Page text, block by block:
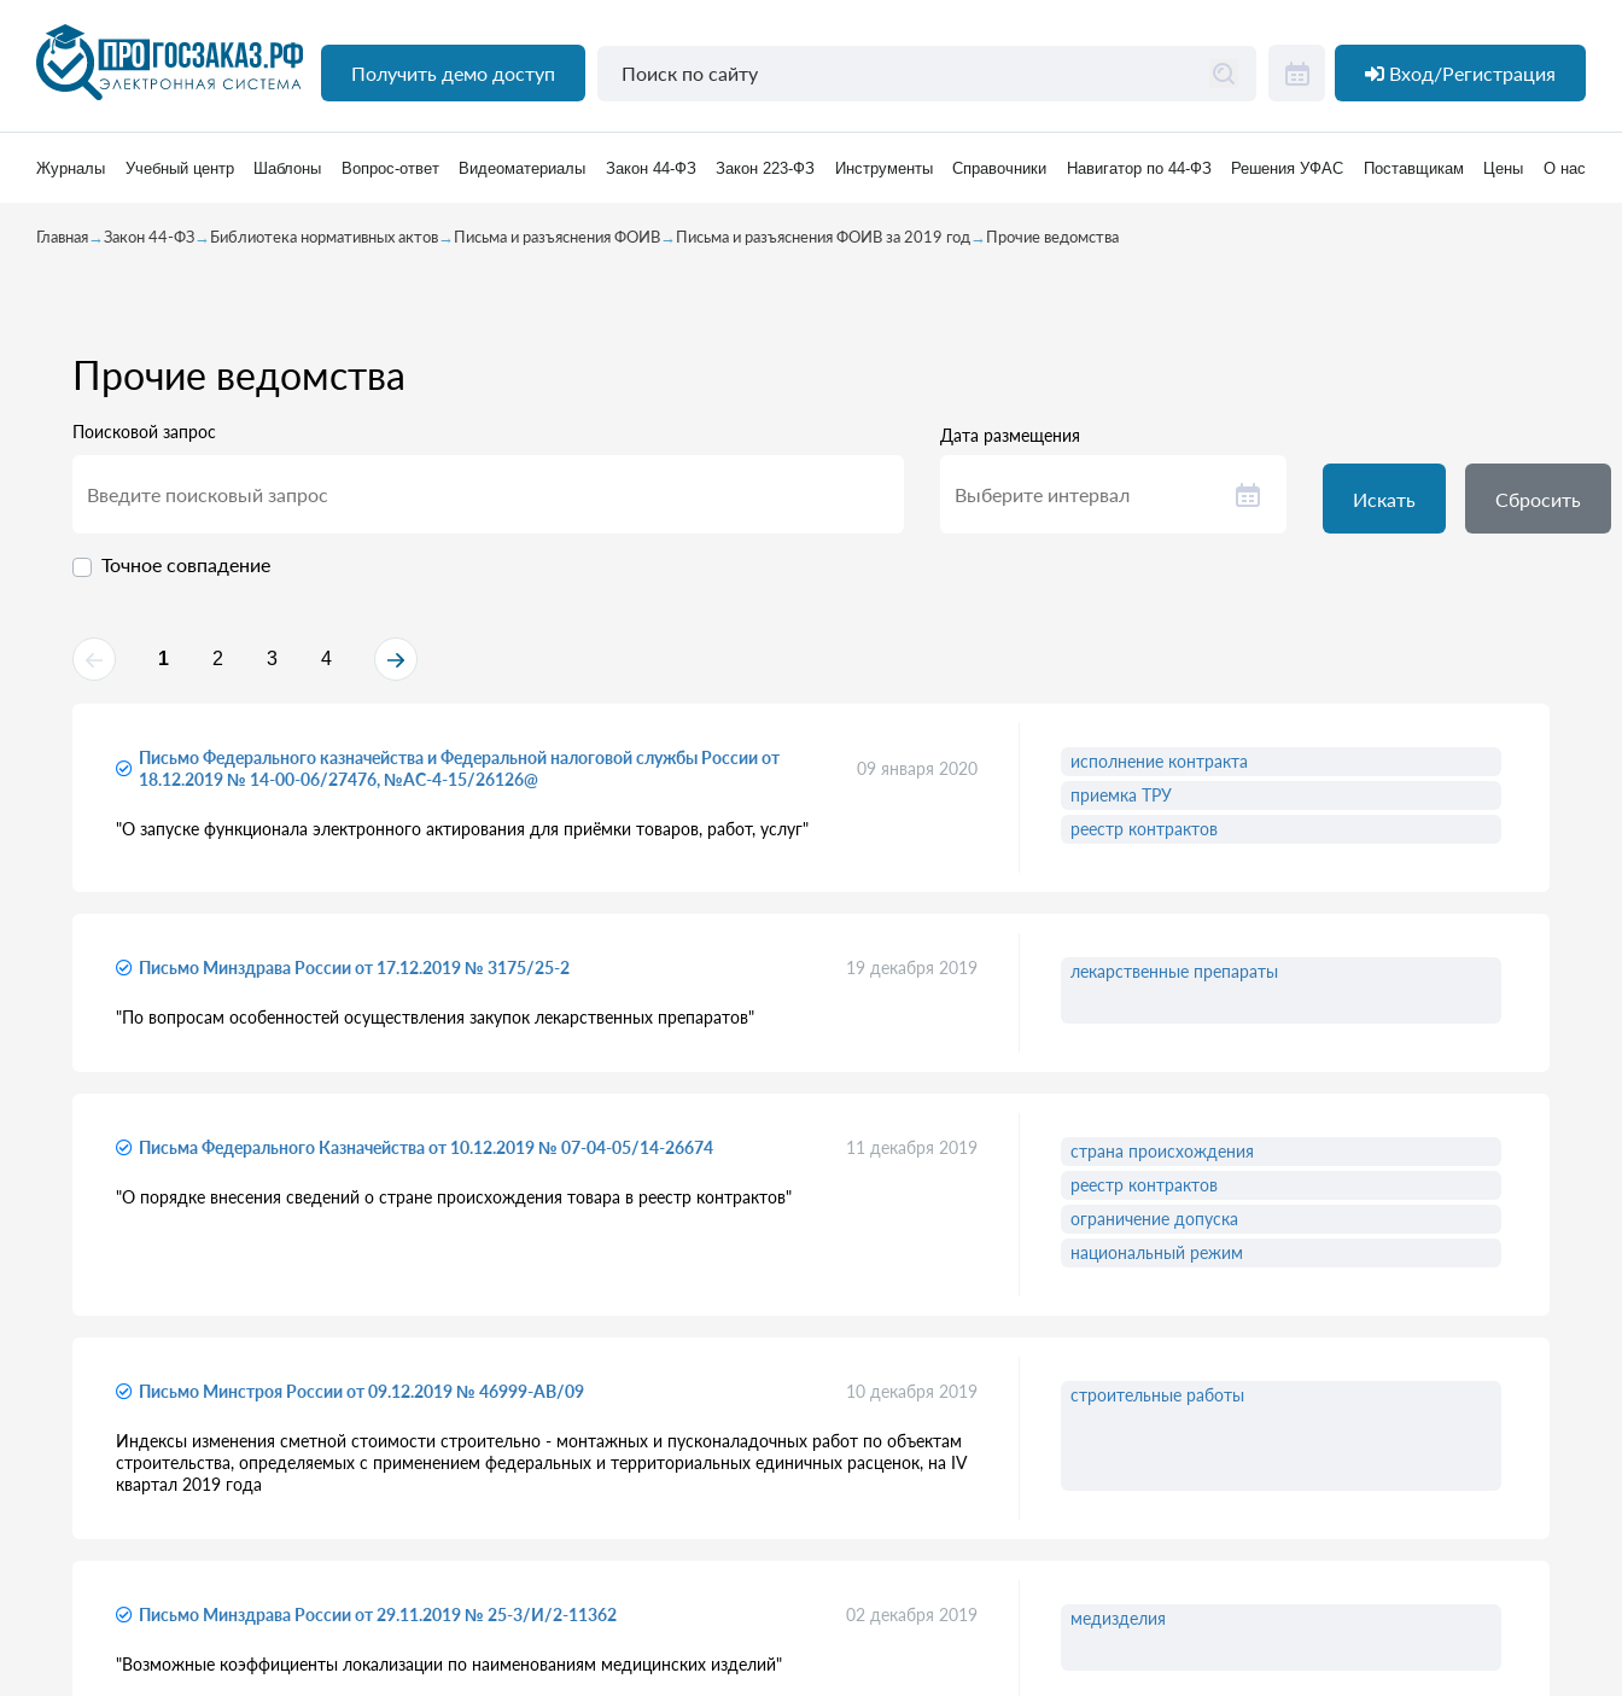
Получить демо доступ Вход/Регистрация
Журналы Учебный центр Шаблоны Вопрос-ответ Видеоматериалы Закон 44-ФЗ Закон 223-ФЗ Инструменты Справочники Навигатор по 44-ФЗ Решения УФАС Поставщикам Цены О нас
Главная→Закон 44-ФЗ→Библиотека нормативных актов→Письма и разъяснения ФОИВ→Письма и разъяснения ФОИВ за 2019 год→Прочие ведомства
Прочие ведомства
Поисковой запрос
Точное совпадение
Дата размещения
Искать Сбросить
1 2 3 4
Письмо Федерального казначейства и Федеральной налоговой службы России от
18.12.2019 № 14-00-06/27476, №АС-4-15/26126@
09 января 2020
"О запуске функционала электронного актирования для приёмки товаров, работ, услуг"
исполнение контракта
приемка ТРУ
реестр контрактов
Письмо Минздрава России от 17.12.2019 № 3175/25-2 19 декабря 2019
"По вопросам особенностей осуществления закупок лекарственных препаратов"
лекарственные препараты
Письма Федерального Казначейства от 10.12.2019 № 07-04-05/14-26674 11 декабря 2019
"О порядке внесения сведений о стране происхождения товара в реестр контрактов"
страна происхождения
реестр контрактов
ограничение допуска
национальный режим
Письмо Минстроя России от 09.12.2019 № 46999-АВ/09 10 декабря 2019
Индексы изменения сметной стоимости строительно - монтажных и пусконаладочных работ по объектам
строительства, определяемых с применением федеральных и территориальных единичных расценок, на IV
квартал 2019 года
строительные работы
Письмо Минздрава России от 29.11.2019 № 25-3/И/2-11362 02 декабря 2019
"Возможные коэффициенты локализации по наименованиям медицинских изделий"
медизделия